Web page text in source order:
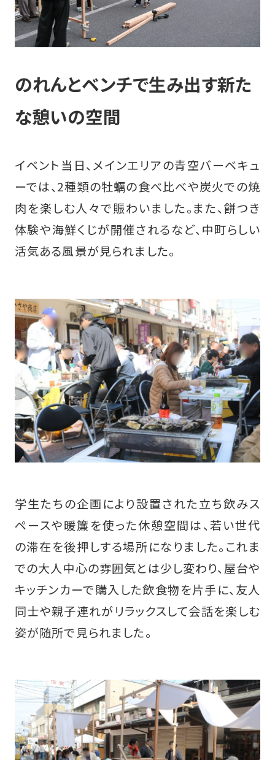
のれんとベンチで生み出す新た
な憩いの空間
イベント当日、メインエリアの青空バーベキュ
ーでは、2種類の牡蠣の食べ比べや炭火での焼
肉を楽しむ人々で賑わいました。また、餅つき
体験や海鮮くじが開催されるなど、中町らしい
活気ある風景が見られました。
学生たちの企画により設置された立ち飲みス
ペースや暖簾を使った休憩空間は、若い世代
の滞在を後押しする場所になりました。これま
での大人中心の雰囲気とは少し変わり、屋台や
キッチンカーで購入した飲食物を片手に、友人
同士や親子連れがリラックスして会話を楽しむ
姿が随所で見られました。